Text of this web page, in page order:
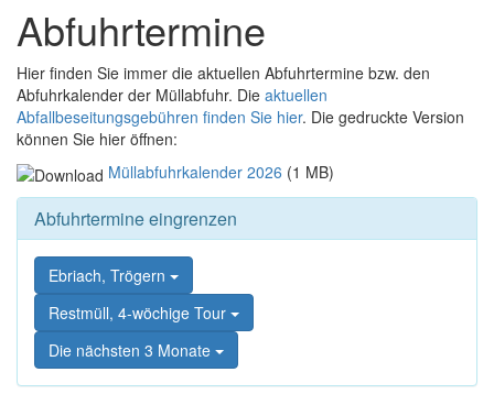
springen,
Accesskey
Zur
Kontaktseite
springen,
Accesskey
Zur
Sitemap
Accesskey
Schnellmenü
zurück
Abfuhrtermine
Hier finden Sie immer die aktuellen Abfuhrtermine bzw. den
Abfuhrkalender der Müllabfuhr. Die aktuellen
Abfallbeseitungsgebühren finden Sie hier. Die gedruckte Version
können Sie hier öffnen:
Müllabfuhrkalender 2026 (1 MB)
Abfuhrtermine eingrenzen
Ebriach, Trögern
Restmüll, 4-wöchige Tour
Die nächsten 3 Monate